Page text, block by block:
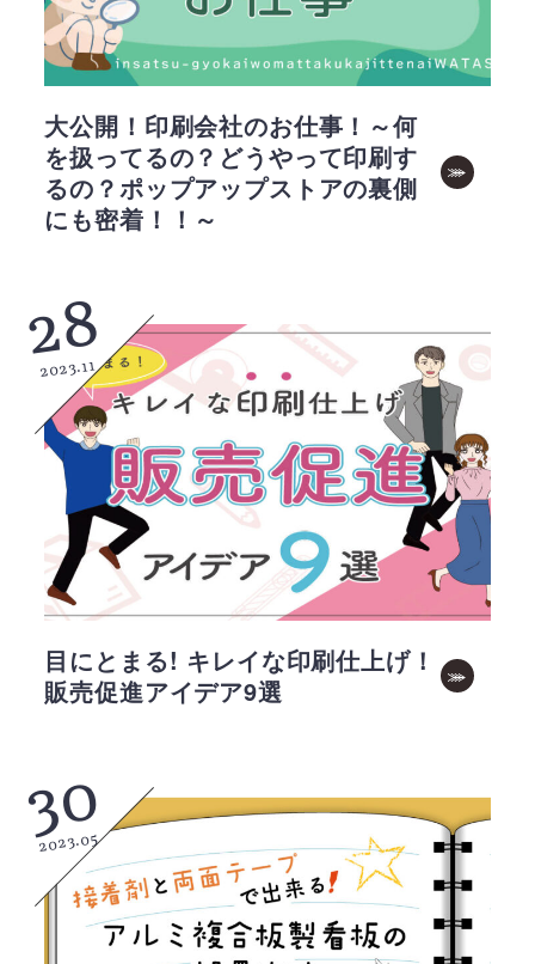
大公開！印刷会社のお仕事！～何
を扱ってるの？どうやって印刷す
るの？ポップアップストアの裏側
にも密着！！～
28
2023.11
目にとまる! キレイな印刷仕上げ！
販売促進アイデア9選
30
2023.05